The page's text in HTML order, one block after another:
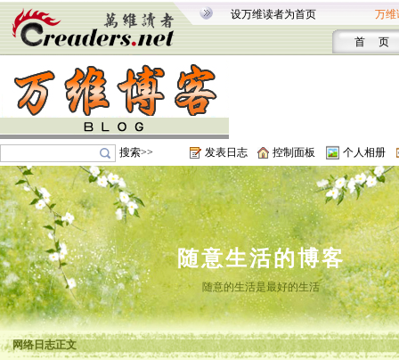
设万维读者为首页 万维
首 页
搜索>> 发表日志 控制面板 个人相册
随意生活的博客
随意的生活是最好的生活
网络日志正文